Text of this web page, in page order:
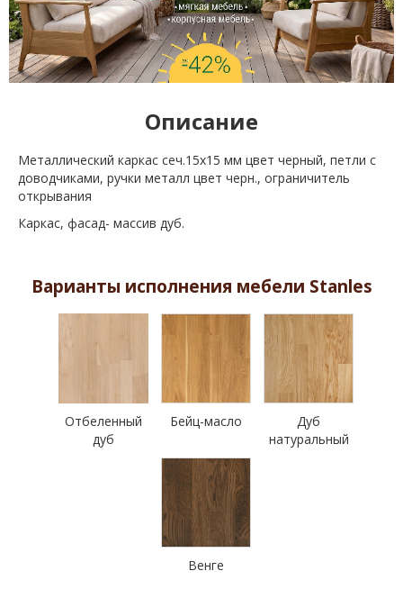
Описание
Металлический каркас сеч.15х15 мм цвет черный, петли с
доводчиками, ручки металл цвет черн., ограничитель
открывания
Каркас, фасад- массив дуб.
Варианты исполнения мебели Stanles
Отбеленный
дуб
Бейц-масло
Дуб
натуральный
Венге